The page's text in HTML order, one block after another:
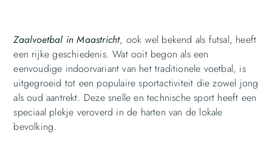
Zaalvoetbal in Maastricht, ook wel bekend als futsal, heeft
een rijke geschiedenis. Wat ooit begon als een
eenvoudige indoorvariant van het traditionele voetbal, is
uitgegroeid tot een populaire sportactiviteit die zowel jong
als oud aantrekt. Deze snelle en technische sport heeft een
speciaal plekje veroverd in de harten van de lokale
bevolking.